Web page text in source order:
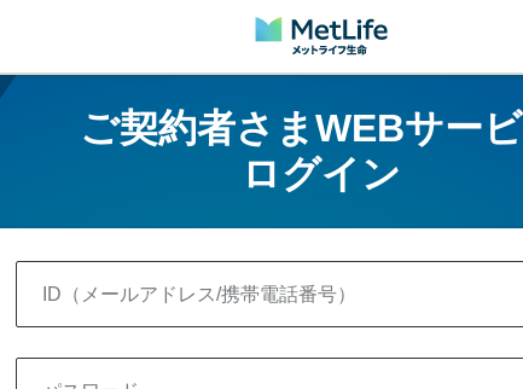
ご契約者さまWEBサー
ログイン
ID（メールアドレス/携帯電話番号）